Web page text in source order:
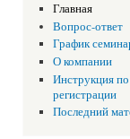
Главная
Вопрос-ответ
График
О компании
Инструкция по
регистрации
Последний